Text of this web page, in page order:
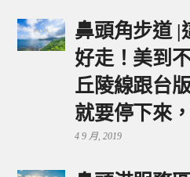
鼻頭角步道 |
好走！美到
丘陵線跟台
就要停下來
4 9 月, 2019